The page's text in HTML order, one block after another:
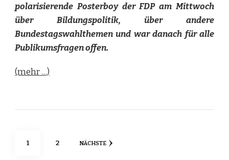
polarisierende Posterboy der FDP am Mittwoch
über Bildungspolitik, über andere
Bundestagswahlthemen und war danach für alle
Publikumsfragen offen.
(mehr …)
Seitennummerierung
SEITE
1 SEITE
2 NÄCHSTE